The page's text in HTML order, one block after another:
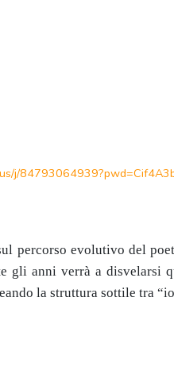
j/
percorso evolutivo del
gli anni verrà a disvelarsi
la struttura sottile tra